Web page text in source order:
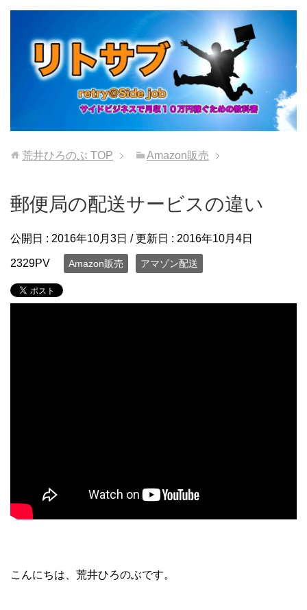
荒井ひろのぶ TOP Amazon販売
郵便局の配送サービスの違い
公開日 : 2016年10月3日 / 更新日 : 2016年10月4日
2329PV Amazon販売 アマゾン配送
こんにちは、荒井ひろのぶです。